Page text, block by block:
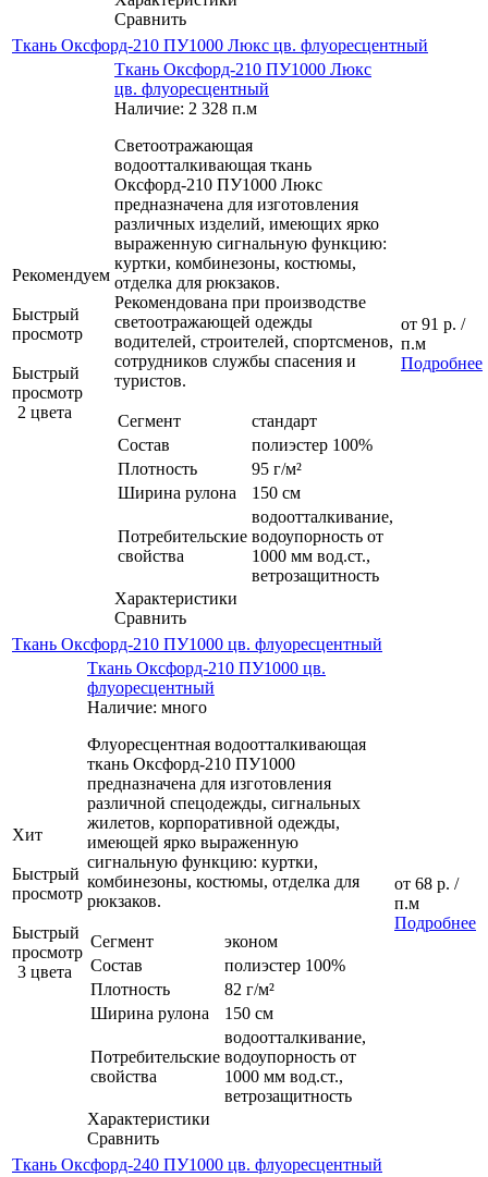
Сравнить
Ткань Оксфорд-210 ПУ1000 Люкс цв. флуоресцентный
Рекомендуем
Быстрый
просмотр
Быстрый
просмотр
2 цвета
Ткань Оксфорд-210 ПУ1000 Люкс
цв. флуоресцентный
Наличие: 2 328 п.м
Светоотражающая
водоотталкивающая ткань
Оксфорд-210 ПУ1000 Люкс
предназначена для изготовления
различных изделий, имеющих ярко
выраженную сигнальную функцию:
куртки, комбинезоны, костюмы,
отделка для рюкзаков.
Рекомендована при производстве
светоотражающей одежды
водителей, строителей, спортсменов,
сотрудников службы спасения и
туристов.
Сегмент
стандарт
Состав
полиэстер 100%
Плотность
95 г/м²
Ширина рулона
150 см
Потребительские
свойства
водоотталкивание,
водоупорность от
1000 мм вод.ст.,
ветрозащитность
Характеристики
Сравнить
от 91 р. /
п.м
Подробнее
Ткань Оксфорд-210 ПУ1000 цв. флуоресцентный
Хит
Быстрый
просмотр
Быстрый
просмотр
3 цвета
Ткань Оксфорд-210 ПУ1000 цв.
флуоресцентный
Наличие: много
Флуоресцентная водоотталкивающая
ткань Оксфорд-210 ПУ1000
предназначена для изготовления
различной спецодежды, сигнальных
жилетов, корпоративной одежды,
имеющей ярко выраженную
сигнальную функцию: куртки,
комбинезоны, костюмы, отделка для
рюкзаков.
Сегмент
эконом
Состав
полиэстер 100%
Плотность
82 г/м²
Ширина рулона
150 см
Потребительские
свойства
водоотталкивание,
водоупорность от
1000 мм вод.ст.,
ветрозащитность
Характеристики
Сравнить
от 68 р. /
п.м
Подробнее
Ткань Оксфорд-240 ПУ1000 цв. флуоресцентный